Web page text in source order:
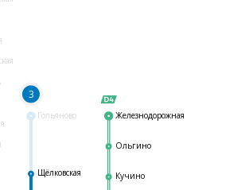
Гольяново
3
Железнодорожная
Ольгино
Кучино
Щёлковская